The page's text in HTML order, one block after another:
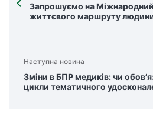
Запрошуємо на
життєвого маршруту
Наступна новина
Зміни в БПР медиків: чи
цикли тематичного